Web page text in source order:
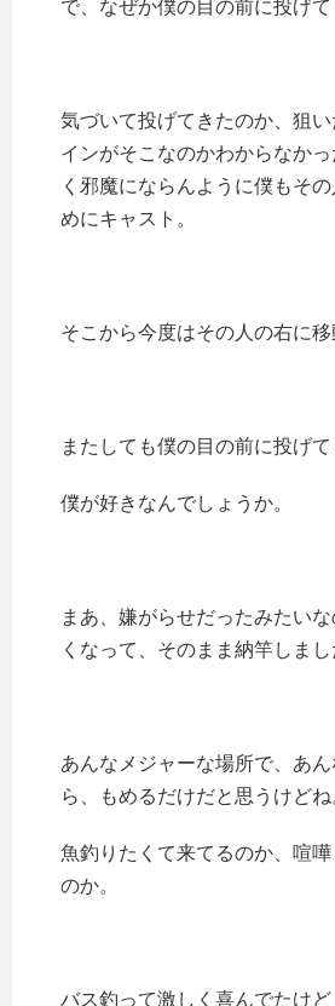
で、なぜか僕の目の前に投げて
気づいて投げてきたのか、狙
インがそこなのかわからなか
く邪魔にならんように僕もそ
めにキャスト。
そこから今度はその人の右に移
またしても僕の目の前に投げて
僕が好きなんでしょうか。
まあ、嫌がらせだったみたい
くなって、そのまま納竿しまし
あんなメジャーな場所で、あ
ら、もめるだけだと思うけどね
魚釣りたくて来てるのか、喧
のか。
バス釣って激しく喜んでたけど